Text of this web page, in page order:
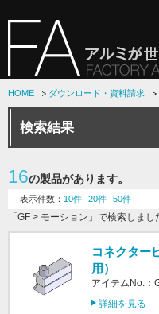
HOME ダウンロード・資料請求
検索結果
16の製品があります。
表示件数： 10件 20件 50件
「GF > モーション」で検索しまし
コネクター
用）
アイテムNo.：
詳細を見る